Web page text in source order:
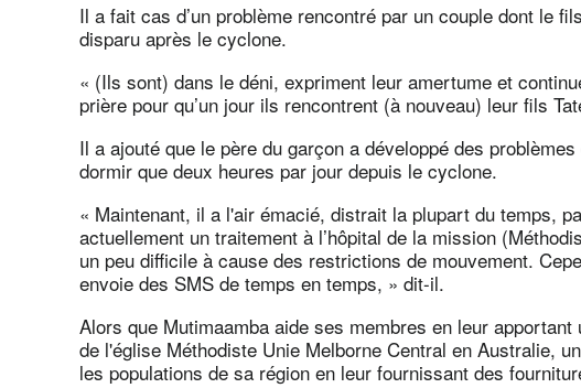
Il a fait cas d’un problème rencontré par un couple dont le
disparu après le cyclone.
« (Ils sont) dans le déni, expriment leur amertume et
prière pour qu’un jour ils rencontrent (à nouveau) leur fils
Il a ajouté que le père du garçon a développé des
dormir que deux heures par jour depuis le cyclone.
« Maintenant, il a l'air émacié, distrait la plupart du temps,
actuellement un traitement à l’hôpital de la mission
un peu difficile à cause des restrictions de mouvement.
envoie des SMS de temps en temps, » dit-il.
Alors que Mutimaamba aide ses membres en leur
de l'église Méthodiste Unie Melborne Central en Australie,
les populations de sa région en leur fournissant des